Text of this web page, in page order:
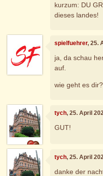
kurzum: DU
dieses landes!
spielfuehrer, 25.
ja, da schau
auf.
wie geht es dir?
tych, 25. April
GUT!
tych, 25. April
danke der